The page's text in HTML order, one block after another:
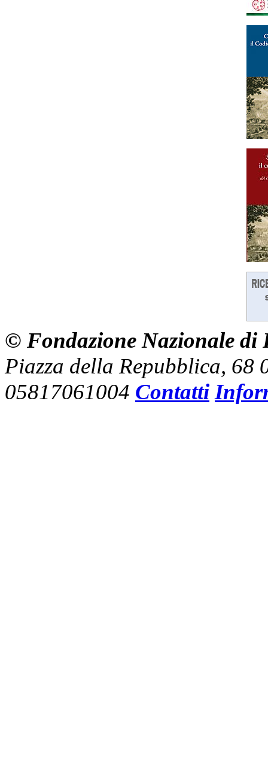
© Fondazione Nazionale di
Piazza della Repubblica, 68
05817061004 Contatti